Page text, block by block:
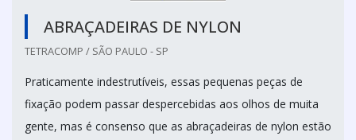
ABRAÇADEIRAS DE NYLON
TETRACOMP / SÃO PAULO - SP
Praticamente indestrutíveis, essas pequenas peças de
fixação podem passar despercebidas aos olhos de muita
gente, mas é consenso que as abraçadeiras de nylon estão